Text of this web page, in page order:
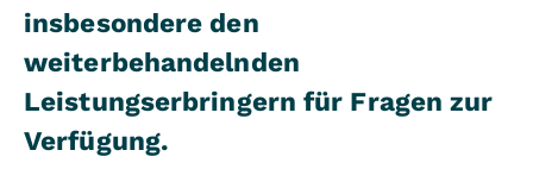
insbesondere den
weiterbehandelnden
Leistungserbringern für Fragen zur
Verfügung.